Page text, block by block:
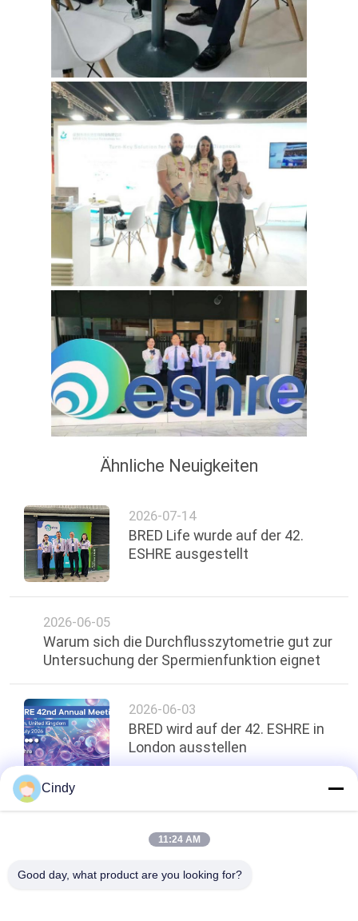
Ähnliche Neuigkeiten
2026-07-14
BRED Life wurde auf der 42.
ESHRE ausgestellt
2026-06-05
Warum sich die Durchflusszytometrie gut zur
Untersuchung der Spermienfunktion eignet
2026-06-03
BRED wird auf der 42. ESHRE in
London ausstellen
oben
Cindy
11:24 AM
Good day, what product are you looking for?